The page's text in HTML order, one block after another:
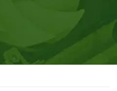
인을 확장하고 중국 광동에 제
명의 직원이 있으며 월간 생산